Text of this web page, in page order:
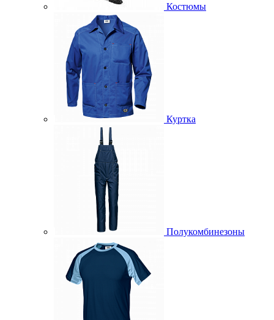
Костюмы
Куртка
Полукомбинезоны